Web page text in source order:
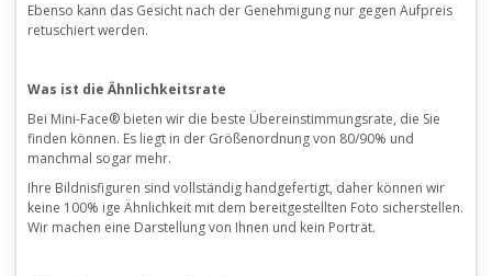
Ebenso kann das Gesicht nach der Genehmigung nur gegen Aufpreis
retuschiert werden.
Was ist die Ähnlichkeitsrate
Bei Mini-Face® bieten wir die beste Übereinstimmungsrate, die Sie
finden können. Es liegt in der Größenordnung von 80/90% und
manchmal sogar mehr.
Ihre Bildnisfiguren sind vollständig handgefertigt, daher können wir
keine 100% ige Ähnlichkeit mit dem bereitgestellten Foto sicherstellen.
Wir machen eine Darstellung von Ihnen und kein Porträt.